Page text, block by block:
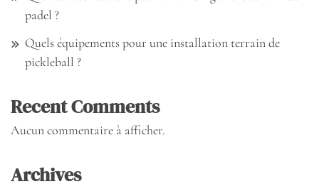
padel ?
Quels équipements pour une installation terrain de
pickleball ?
Recent Comments
Aucun commentaire à afficher.
Archives